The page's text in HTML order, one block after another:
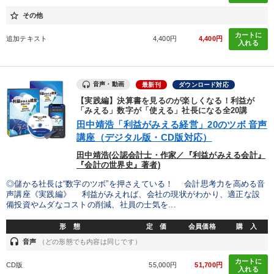
star_border その他
追加テキスト 4,400円 4,400円
カートに
入れる
音声・動画 最新刊 ダウンロード対応
【実践編】決算書を見るのが楽しくなる！利益が
「みえる」数字が「使える」社長になる全20講
田中靖浩「利益がみえる経営」20のツボ 音声
講座（デジタル版・CD版対応）
田中靖浩(公認会計士・作家／『利益がみえる会計』
『会計の世界史』著者)
◎儲かる社長は“数字のツボ”を押さえている！ 会計思考力を高める音
声講座《実践編》 利益がみえれば、会社の現状がわかり、適正な設
備投資やムダなコストの削減、社員の士気を...
形 態 定 価 会員価格 購 入
headset 音声 （どの形態でも内容は同じです）
CD版 55,000円 51,700円
カートに
入れる